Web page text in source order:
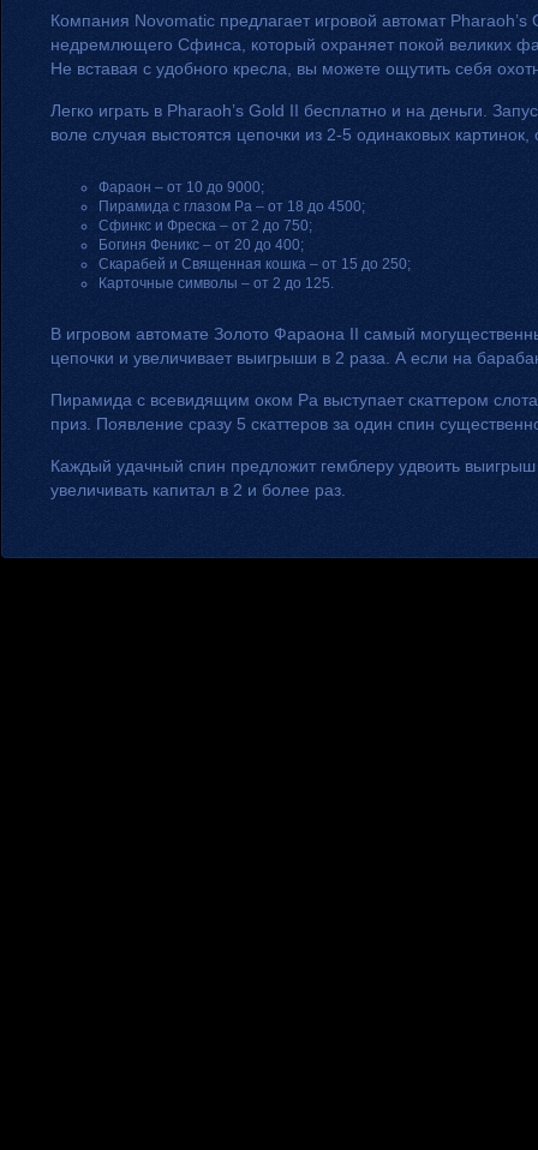
Компания Novomatic предлагает игровой автомат
недремлющего Сфинса, который охраняет покой великих
Не вставая с удобного кресла, вы можете ощутить себя
Легко играть в Pharaoh’s Gold II бесплатно и на деньги.
воле случая выстоятся цепочки из 2-5 одинаковых
Фараон – от 10 до 9000;
Пирамида с глазом Ра – от 18 до 4500;
Сфинкс и Фреска – от 2 до 750;
Богиня Феникс – от 20 до 400;
Скарабей и Священная кошка – от 15 до 250;
Карточные символы – от 2 до 125.
В игровом автомате Золото Фараона II самый
цепочки и увеличивает выигрыши в 2 раза. А если на
Пирамида с всевидящим оком Ра выступает скаттером
приз. Появление сразу 5 скаттеров за один спин
Каждый удачный спин предложит гемблеру удвоить
увеличивать капитал в 2 и более раз.